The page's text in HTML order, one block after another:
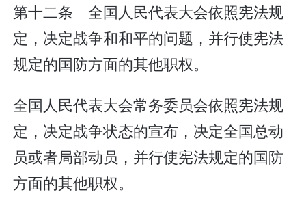
第十二条 全国人民代表大会依照宪法规
定，决定战争和和平的问题，并行使宪法
规定的国防方面的其他职权。
全国人民代表大会常务委员会依照宪法规
定，决定战争状态的宣布，决定全国总动
员或者局部动员，并行使宪法规定的国防
方面的其他职权。